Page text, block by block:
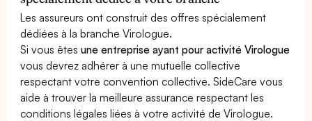
Les assureurs ont construit des offres spécialement
dédiées à la branche Virologue.
Si vous êtesune entreprise ayant pour activité Virologue
vous devrez adhérer à une mutuelle collective
respectant votre convention collective. SideCare vous
aide à trouver la meilleure assurance respectant les
conditions légales liées à votre activité de Virologue.